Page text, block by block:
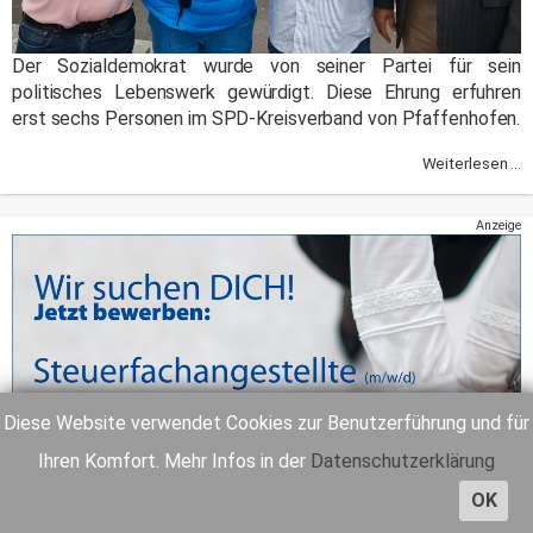
Diese Website verwendet Cookies zur Benutzerführung und für
Ihren Komfort. Mehr Infos in der Datenschutzerklärung
OK
Der Sozialdemokrat wurde von seiner Partei für sein
politisches Lebenswerk gewürdigt. Diese Ehrung erfuhren
erst sechs Personen im SPD-Kreisverband von Pfaffenhofen.
Weiterlesen ...
Anzeige